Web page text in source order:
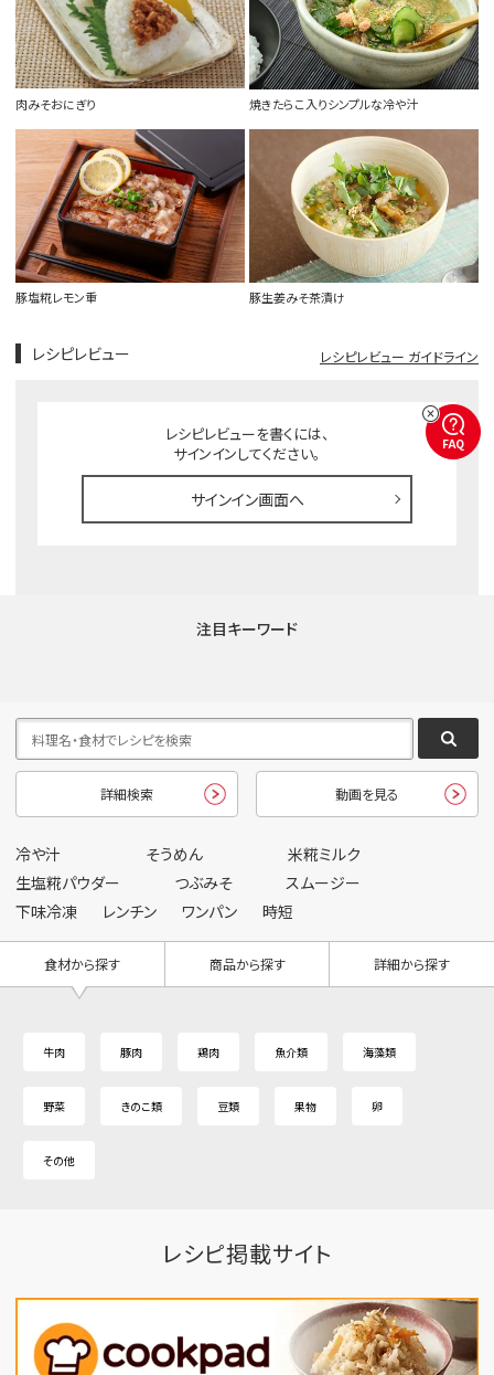
肉みそおにぎり 焼きたらこ入りシンプルな冷や汁
豚塩糀レモン重 豚生姜みそ茶漬け
レシピレビュー レシピレビュー ガイドライン
レシピレビューを書くには、
サインインしてください。
サインイン画面へ
注目キーワード
詳細検索 動画を見る
冷や汁 そうめん
米糀ミルク
生塩糀パウダー
つぶみそ
スムージー
下味冷凍
レンチン ワンパン 時短
食材から探す 商品から探す 詳細から探す
牛肉 豚肉 鶏肉 魚介類 海藻類
野菜 きのこ類 豆類 果物 卵
その他
レシピ掲載サイト
FAQ